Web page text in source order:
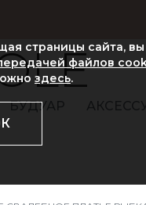
БУДУАР
страницы сайта,
файлов
здесь.